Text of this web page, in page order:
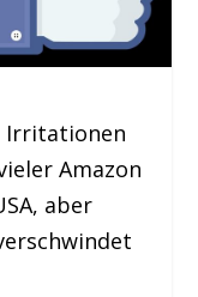
Irritationen
Amazon
aber